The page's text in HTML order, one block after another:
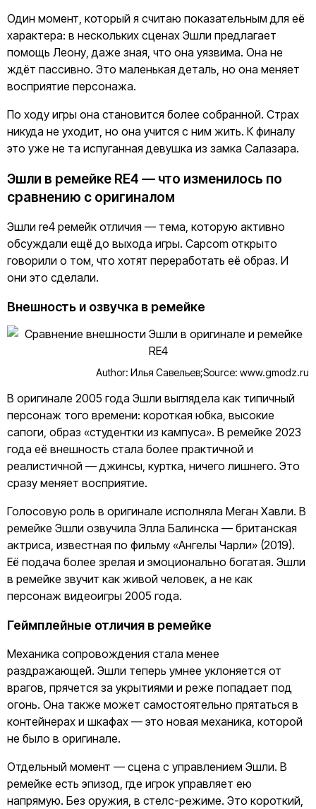
Один момент, который я считаю показательным для её
характера: в нескольких сценах Эшли предлагает
помощь Леону, даже зная, что она уязвима. Она не
ждёт пассивно. Это маленькая деталь, но она меняет
восприятие персонажа.
По ходу игры она становится более собранной. Страх
никуда не уходит, но она учится с ним жить. К финалу
это уже не та испуганная девушка из замка Салазара.
Эшли в ремейке RE4 — что изменилось по
сравнению с оригиналом
Эшли re4 ремейк отличия — тема, которую активно
обсуждали ещё до выхода игры. Capcom открыто
говорили о том, что хотят переработать её образ. И
они это сделали.
Внешность и озвучка в ремейке
Author: Илья Савельев;Source: www.gmodz.ru
В оригинале 2005 года Эшли выглядела как типичный
персонаж того времени: короткая юбка, высокие
сапоги, образ «студентки из кампуса». В ремейке 2023
года её внешность стала более практичной и
реалистичной — джинсы, куртка, ничего лишнего. Это
сразу меняет восприятие.
Голосовую роль в оригинале исполняла Меган Хавли. В
ремейке Эшли озвучила Эллa Балинска — британская
актриса, известная по фильму «Ангелы Чарли» (2019).
Её подача более зрелая и эмоционально богатая. Эшли
в ремейке звучит как живой человек, а не как
персонаж видеоигры 2005 года.
Геймплейные отличия в ремейке
Механика сопровождения стала менее
раздражающей. Эшли теперь умнее уклоняется от
врагов, прячется за укрытиями и реже попадает под
огонь. Она также может самостоятельно прятаться в
контейнерах и шкафах — это новая механика, которой
не было в оригинале.
Отдельный момент — сцена с управлением Эшли. В
ремейке есть эпизод, где игрок управляет ею
напрямую. Без оружия, в стелс-режиме. Это короткий,